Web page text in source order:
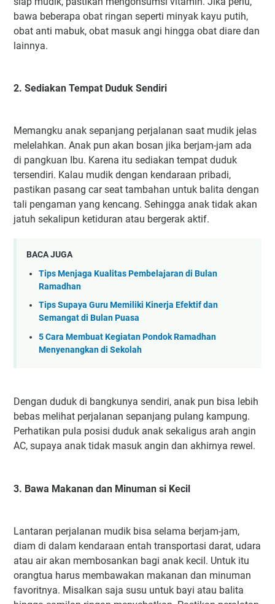
bawa beberapa obat ringan seperti minyak kayu putih,
obat anti mabuk, obat masuk angi hingga obat diare dan
lainnya.
2. Sediakan Tempat Duduk Sendiri
Memangku anak sepanjang perjalanan saat mudik jelas
melelahkan. Anak pun akan bosan jika berjam-jam ada
di pangkuan Ibu. Karena itu sediakan tempat duduk
tersendiri. Kalau mudik dengan kendaraan pribadi,
pastikan pasang car seat tambahan untuk balita dengan
tali pengaman yang kencang. Sehingga anak tidak akan
jatuh sekalipun ketiduran atau bergerak aktif.
BACA JUGA
Tips Menjaga Kualitas Pembelajaran di Bulan
Ramadhan
Tips Supaya Guru Memiliki Kinerja Efektif dan
Semangat di Bulan Puasa
5 Cara Membuat Kegiatan Pondok Ramadhan
Menyenangkan di Sekolah
Dengan duduk di bangkunya sendiri, anak pun bisa lebih
bebas melihat perjalanan sepanjang pulang kampung.
Perhatikan pula posisi duduk anak sekaligus arah angin
AC, supaya anak tidak masuk angin dan akhirnya rewel.
3. Bawa Makanan dan Minuman si Kecil
Lantaran perjalanan mudik bisa selama berjam-jam,
diam di dalam kendaraan entah transportasi darat, udara
atau air akan membosankan bagi anak kecil. Untuk itu
orangtua harus membawakan makanan dan minuman
favoritnya. Misalkan saja susu untuk bayi atau balita